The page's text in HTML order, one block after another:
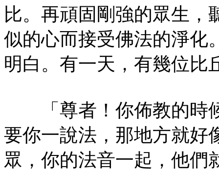
比。再頑固剛強的眾生，
似的心而接受佛法的淨化
明白。有一天，有幾位比
「尊者！你佈教的時
要你一說法，那地方就好
眾，你的法音一起，他們